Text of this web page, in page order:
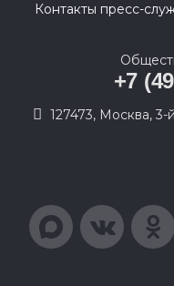
Контакты пресс-
+7
127473, Москва, 3-